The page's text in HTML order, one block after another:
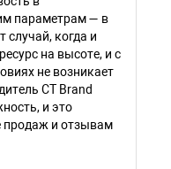
параметрам — в
случай, когда и
на высоте, и с
не возникает
CT Brand
и это
продаж и отзывам